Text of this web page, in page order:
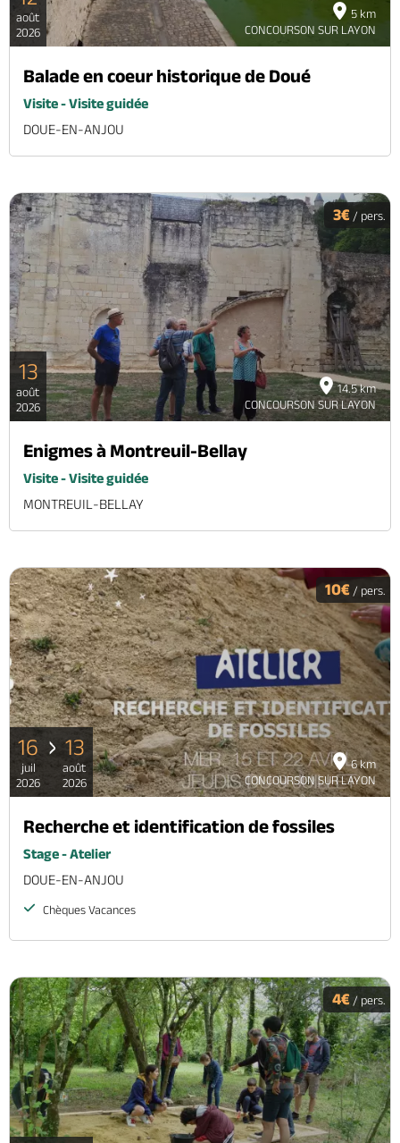
5 km
CONCOURSON SUR LAYON
août
2026
Balade en coeur historique de Doué
Visite - Visite guidée
DOUE-EN-ANJOU
14.5 km
CONCOURSON SUR LAYON
3€ / pers.
13
août
2026
Enigmes à Montreuil-Bellay
Visite - Visite guidée
MONTREUIL-BELLAY
6 km
CONCOURSON SUR LAYON
10€ / pers.
16
juil
2026
13
août
2026
Recherche et identification de fossiles
Stage - Atelier
DOUE-EN-ANJOU
Chèques Vacances
4€ / pers.